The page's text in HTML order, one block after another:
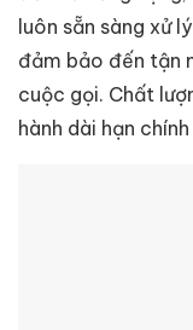
luôn sẵn sàng xử
đảm bảo đến tận
cuộc gọi. Chất
hành dài hạn